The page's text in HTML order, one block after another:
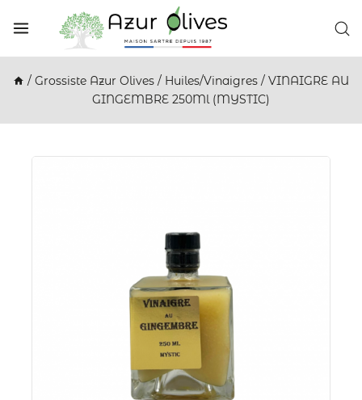
/ Grossiste Azur Olives / Huiles/Vinaigres / VINAIGRE AU
GINGEMBRE 250Ml (MYSTIC)